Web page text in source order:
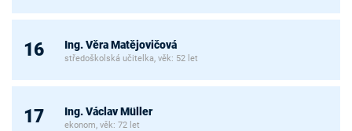
16 Ing. Věra Matějovičová
středoškolská učitelka, věk: 52 let
17 Ing. Václav Müller
ekonom, věk: 72 let